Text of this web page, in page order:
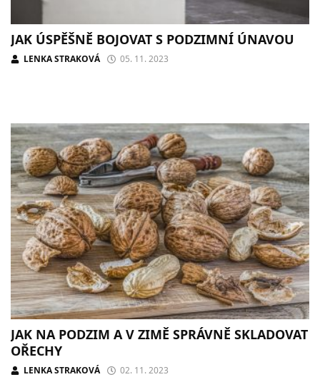
JAK ÚSPĚŠNĚ BOJOVAT S PODZIMNÍ ÚNAVOU
LENKA STRAKOVÁ 05. 11. 2023
JAK NA PODZIM A V ZIMĚ SPRÁVNĚ SKLADOVAT
OŘECHY
LENKA STRAKOVÁ 02. 11. 2023